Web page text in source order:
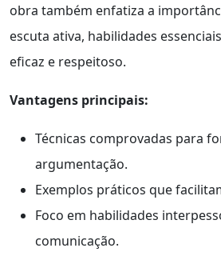
obra também enfatiza a
escuta ativa, habilidades
eficaz e respeitoso.
Vantagens principais:
Técnicas comprovadas para
argumentação.
Exemplos práticos que
Foco em habilidades
comunicação.